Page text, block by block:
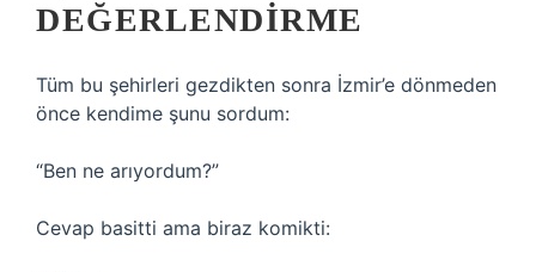
DEĞERLENDIRME
Tüm bu şehirleri gezdikten sonra İzmir’e dönmeden
önce kendime şunu sordum:
“Ben ne arıyordum?”
Cevap basitti ama biraz komikti: